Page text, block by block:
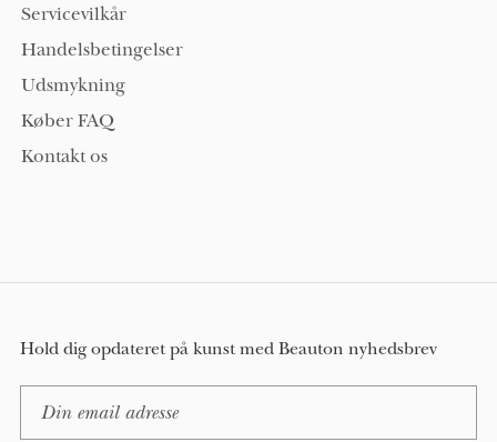
Servicevilkår
Handelsbetingelser
Udsmykning
Køber FAQ
Kontakt os
Hold dig opdateret på kunst med Beauton nyhedsbrev